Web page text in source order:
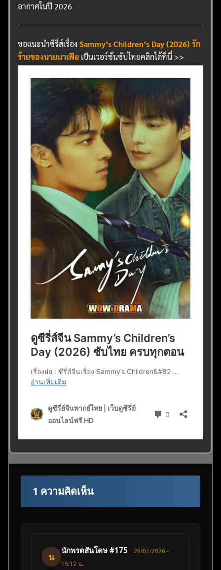
อากาศในปี 2026
ขอแนะนำซีรี่ส์เรื่องSammy’s Children’s Day (2026) รัก
ร้ายของนายมาเฟีย เป็นเวอร์ชั่นซับไทยคลิกได้ที่นี่ >>
1 ความคิดเห็น
น
นักพรตสันโดษ #175
28/07/2026 -
15:12 น.